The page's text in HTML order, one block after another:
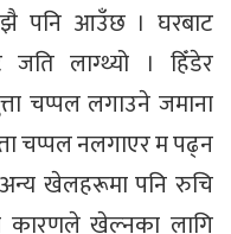
पनि आउँछ । घरबाट
लाग्थ्यो । हिँडेर
चप्पल लगाउने जमाना
चप्पल नलगाएर म पढ्न
खेलहरूमा पनि रुचि
कारणले खेल्नका लागि